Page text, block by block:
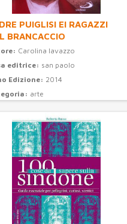
PUIGLISI EI RAGAZZI
BRANCACCIO
Carolina Iavazzo
editrice: san paolo
Edizione: 2014
arte